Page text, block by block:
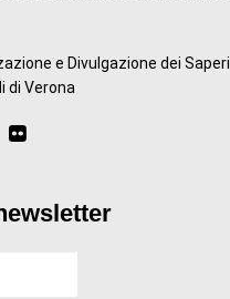
e Divulgazione dei Saperi
di Verona